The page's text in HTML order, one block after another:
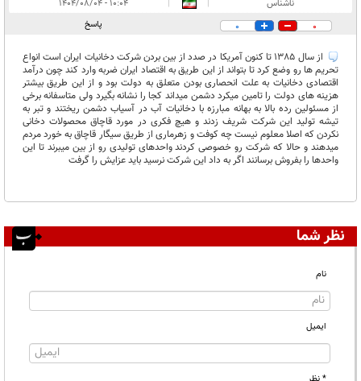
ناشناس |
|
۱۰:۰۴ - ۱۴۰۴/۰۸/۰۴
0
0 پاسخ
از سال 1385 تا کنون آمریکا در صدد از بین بردن شرکت دخانیات ایران است انواع
تحریم ها رو وضع کرد تا بتواند از این طریق به اقتصاد ایران ضربه وارد کند چون درآمد
اقتصادی دخانیات به علت انحصاری بودن متعلق به دولت بود و از این طریق بیشتر
هزینه های دولت را تامین میکرد دشمن میداند کجا را نشانه بگیرد ولی متاسفانه برخی
از مسئولین رده بالا به بهانه مبارزه با دخانیات آب در آسیاب دشمن ریختند و تبر به
تیشه تولید این شرکت شریف زدند و هیچ فکری در مورد قاچاق محصولات دخانی
نکردن که اصلا معلوم نیست چه کوفت و زهرماری از طریق سیگار قاچاق به خورد مردم
میدهند و حالا که شرکت رو خصوصی کردند واحدهای تولیدی رو از بین میبرند تا این
واحدها را بفروش برسانند اگر به داد این شرکت نرسید باید عزایش را گرفت
نظر شما
نام
ایمیل